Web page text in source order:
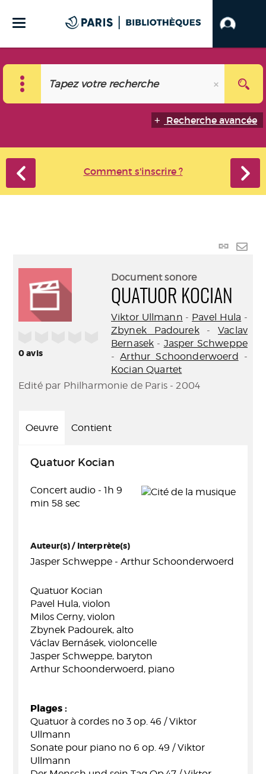
Recherche avancée
Comment s'inscrire ?
Lien
0avis
Document sonore
QUATUOR KOCIAN
Viktor Ullmann - Pavel Hula -
Zbynek Padourek-Vaclav
Bernasek - Jasper Schweppe
-Arthur Schoonderwoerd -
Kocian Quartet
Edité par Philharmonie de Paris - 2004
Oeuvre Contient
Quatuor Kocian
Concert audio - 1h 9
min 58 sec
Auteur(s) / Interprète(s)
Jasper Schweppe - Arthur Schoonderwoerd
Quatuor Kocian
Pavel Hula, violon
Milos Cerny, violon
Zbynek Padourek, alto
Václav Bernásek, violoncelle
Jasper Schweppe, baryton
Arthur Schoonderwoerd, piano
Plages :
Quatuor à cordes no 3 op. 46 / Viktor
Ullmann
Sonate pour piano no 6 op. 49 / Viktor
Ullmann